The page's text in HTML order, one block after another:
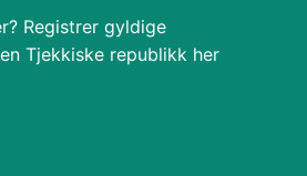
Registrer gyldige
Tjekkiske republikk her